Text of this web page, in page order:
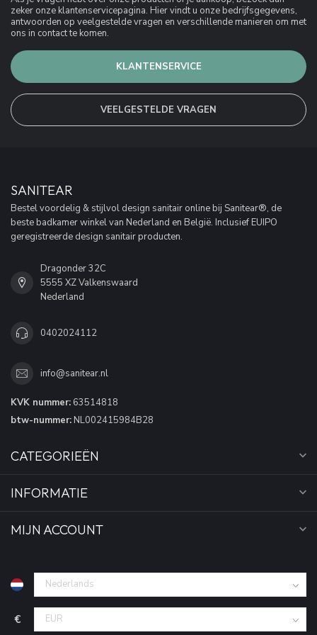
zeker onze klantenservicepagina. Hier vindt u onze bedrijfsgegevens,
antwoorden op veelgestelde vragen en verschillende manieren om met
ons in contact te komen.
KLANTENSERVICE
VEELGESTELDE VRAGEN
SANITEAR
Bestel voordelig & stijlvol design sanitair online bij Sanitear®, de
beste badkamer winkel van Nederland en België. Inclusief EUIPO
geregistreerde design sanitair producten.
Dragonder 32C
5555 XZ Valkenswaard
Nederland
0402024112
info@sanitear.nl
KVK nummer: 63514818
btw-nummer: NL002415984B28
CATEGORIEËN
INFORMATIE
MIJN ACCOUNT
€